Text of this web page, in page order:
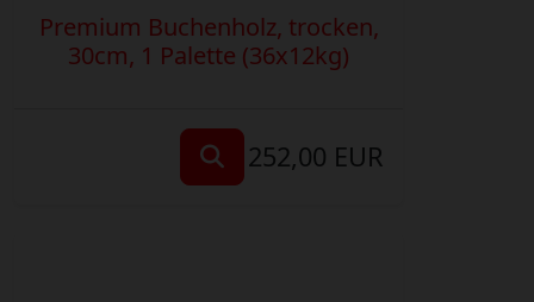
Premium Buchenholz, trocken,
30cm, 1 Palette (36x12kg)
252,00 EUR